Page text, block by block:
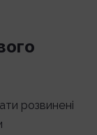
розвинені